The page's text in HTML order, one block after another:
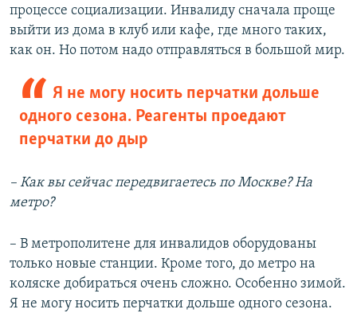
процессе социализации. Инвалиду сначала проще
выйти из дома в клуб или кафе, где много таких,
как он. Но потом надо отправляться в большой мир.
Я не могу носить перчатки дольше
одного сезона. Реагенты проедают
перчатки до дыр
– Как вы сейчас передвигаетесь по Москве? На
метро?
– В метрополитене для инвалидов оборудованы
только новые станции. Кроме того, до метро на
коляске добираться очень сложно. Особенно зимой.
Я не могу носить перчатки дольше одного сезона.